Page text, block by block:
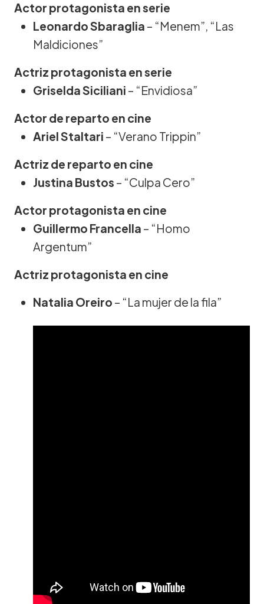
Actor protagonista en serie
Leonardo Sbaraglia – “Menem”, “Las
Maldiciones”
Actriz protagonista en serie
Griselda Siciliani – “Envidiosa”
Actor de reparto en cine
Ariel Staltari – “Verano Trippin”
Actriz de reparto en cine
Justina Bustos – “Culpa Cero”
Actor protagonista en cine
Guillermo Francella – “Homo
Argentum”
Actriz protagonista en cine
Natalia Oreiro – “La mujer de la fila”